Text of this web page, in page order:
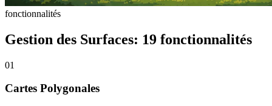
fonctionnalités
Gestion des Surfaces: 19 fonctionnalités
01
Cartes Polygonales